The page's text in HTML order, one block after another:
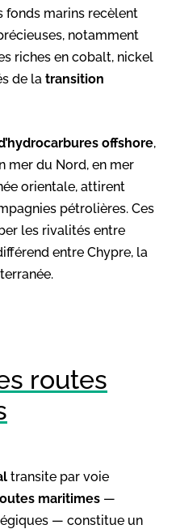
fonds marins recèlent
notamment
riches en cobalt, nickel
de la transition
offshore,
mer du Nord, en mer
orientale, attirent
pétrolières. Ces
les rivalités entre
entre Chypre, la
routes
transite par voie
maritimes —
— constitue un